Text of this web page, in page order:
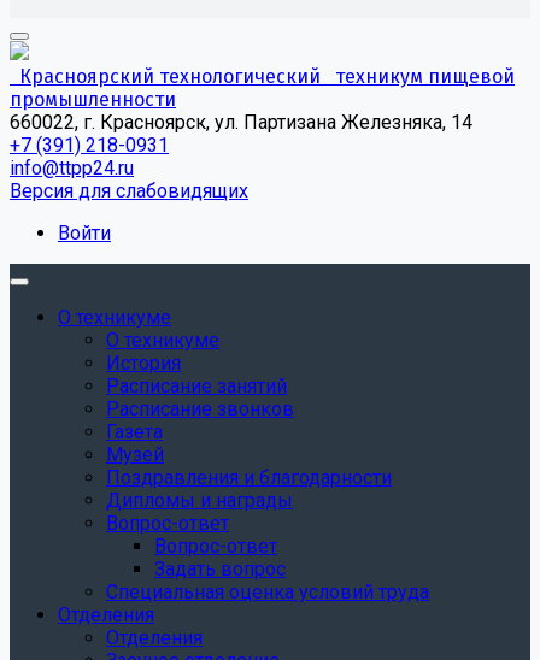
Красноярский технологический техникум пищевой
промышленности
660022, г. Красноярск, ул. Партизана Железняка, 14
+7 (391) 218-0931
info@ttpp24.ru
Версия для слабовидящих
Войти
О техникуме
О техникуме
История
Расписание занятий
Расписание звонков
Газета
Музей
Поздравления и благодарности
Дипломы и награды
Вопрос-ответ
Вопрос-ответ
Задать вопрос
Специальная оценка условий труда
Отделения
Отделения